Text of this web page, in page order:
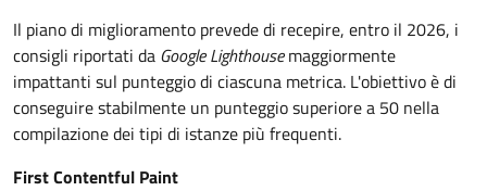
Il piano di miglioramento prevede di recepire, entro il 2026, i
consigli riportati da Google Lighthousemaggiormente
impattanti sul punteggio di ciascuna metrica. L'obiettivo è di
conseguire stabilmente un punteggio superiore a 50 nella
compilazione dei tipi di istanze più frequenti.
First Contentful Paint